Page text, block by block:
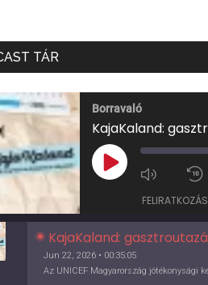
TÁR
Borravaló
PLAY
EPISODE
FELIRATKOZÁS
KajaKaland: gasztroutazás a föld körül
Jun 22, 2026 • 00:35:05